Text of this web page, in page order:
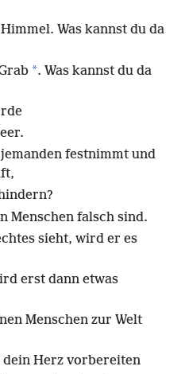
Was kannst du da
*. Was kannst du da
festnimmt und
Menschen falsch sind.
sieht, wird er es
erst dann etwas
Menschen zur Welt
Herz vorbereiten